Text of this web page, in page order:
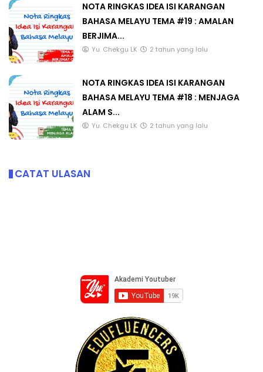
NOTA RINGKAS IDEA ISI KARANGAN
BAHASA MELAYU TEMA #19 : AMALAN
BERJIMA...
Yu. Chekgu LK 2 tahun yang lalu
NOTA RINGKAS IDEA ISI KARANGAN
BAHASA MELAYU TEMA #18 : MENJAGA
ALAM S...
Yu. Chekgu LK 2 tahun yang lalu
CATAT ULASAN